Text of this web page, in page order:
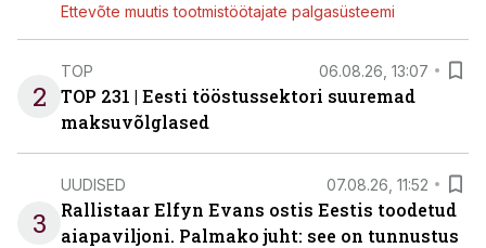
Ettevõte muutis tootmistöötajate palgasüsteemi
2
TOP 06.08.26, 13:07
TOP 231 | Eesti tööstussektori suuremad
maksuvõlglased
3
UUDISED 07.08.26, 11:52
Rallistaar Elfyn Evans ostis Eestis toodetud
aiapaviljoni. Palmako juht: see on tunnustus